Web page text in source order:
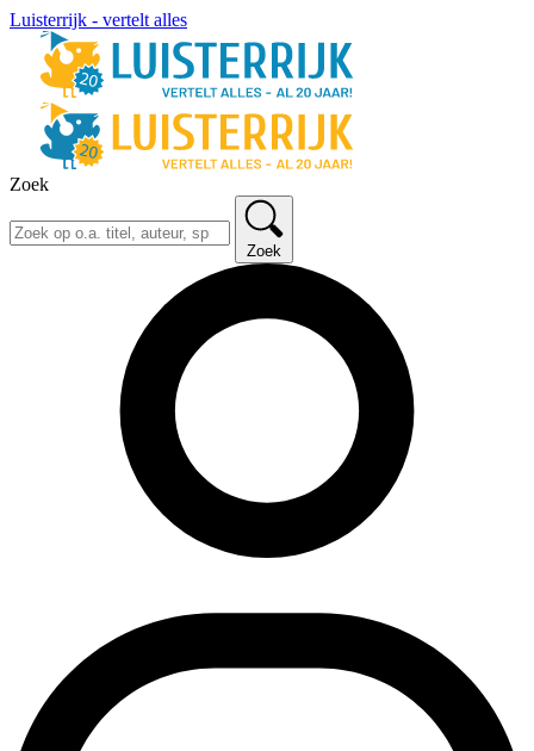
Luisterrijk - vertelt alles
Zoek
Zoek